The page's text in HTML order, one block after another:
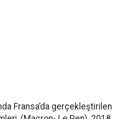
Fransa’da gerçekleştirilen